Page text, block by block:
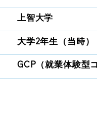
上智大学
大学2年生（当時）
GCP（就業体験型